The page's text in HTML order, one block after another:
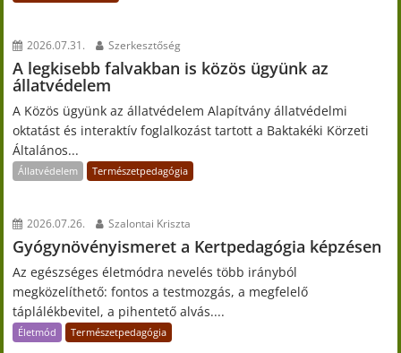
2026.07.31. Szerkesztőség
A legkisebb falvakban is közös ügyünk az
állatvédelem
A Közös ügyünk az állatvédelem Alapítvány állatvédelmi
oktatást és interaktív foglalkozást tartott a Baktakéki Körzeti
Általános...
Állatvédelem Természetpedagógia
2026.07.26. Szalontai Kriszta
Gyógynövényismeret a Kertpedagógia képzésen
Az egészséges életmódra nevelés több irányból
megközelíthető: fontos a testmozgás, a megfelelő
táplálékbevitel, a pihentető alvás....
Életmód Természetpedagógia